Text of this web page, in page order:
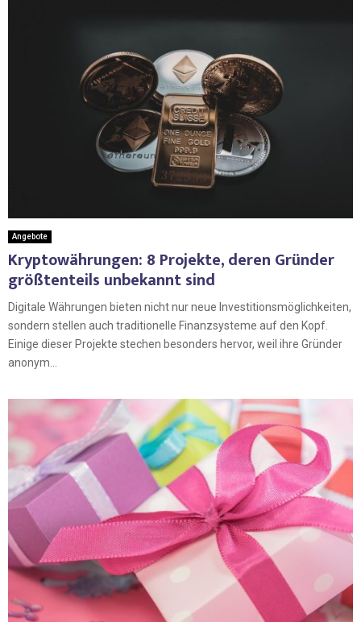
Angebote
Kryptowährungen: 8 Projekte, deren Gründer
größtenteils unbekannt sind
Digitale Währungen bieten nicht nur neue Investitionsmöglichkeiten,
sondern stellen auch traditionelle Finanzsysteme auf den Kopf.
Einige dieser Projekte stechen besonders hervor, weil ihre Gründer
anonym...